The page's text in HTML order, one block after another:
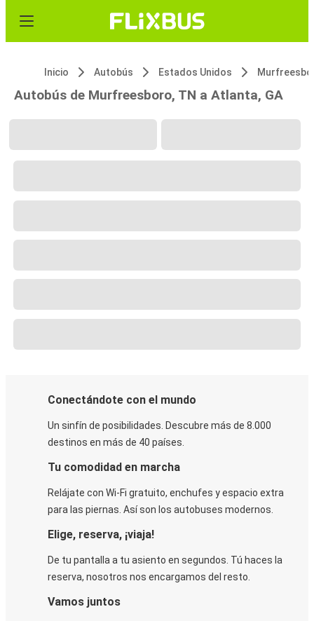
Inicio Autobús Estados Unidos
Autobús de Murfreesboro, TN a Atlanta, GA
Conectándote con el mundo
Un sinfín de posibilidades. Descubre más de 8.000
destinos en más de 40 países.
Tu comodidad en marcha
Relájate con Wi-Fi gratuito, enchufes y espacio extra
para las piernas. Así son los autobuses modernos.
Elige, reserva, ¡viaja!
De tu pantalla a tu asiento en segundos. Tú haces la
reserva, nosotros nos encargamos del resto.
Vamos juntos